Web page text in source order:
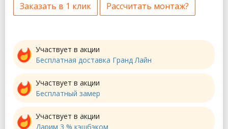
Заказать в 1 клик Рассчитать монтаж?
Участвует в акции
Бесплатная доставка Гранд Лайн
Участвует в акции
Бесплатный замер
Участвует в акции
Дарим 3 % кэшбэком